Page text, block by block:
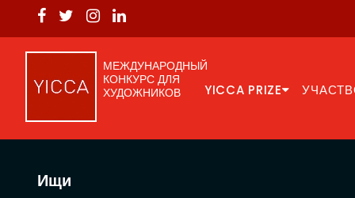
МЕЖДУНАРОДНЫЙ
КОНКУРС ДЛЯ
ХУДОЖНИКОВ
YICCA PRIZE
Ищи